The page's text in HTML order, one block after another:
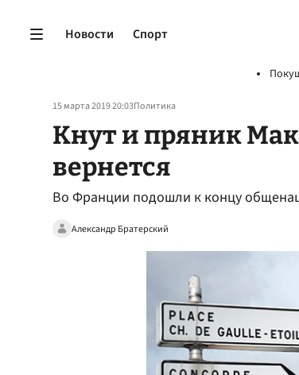
Новости Спорт
15 марта 2019 20:03Политика
Кнут и пряник
вернется
Во Франции подошли к концу
Александр Братерский